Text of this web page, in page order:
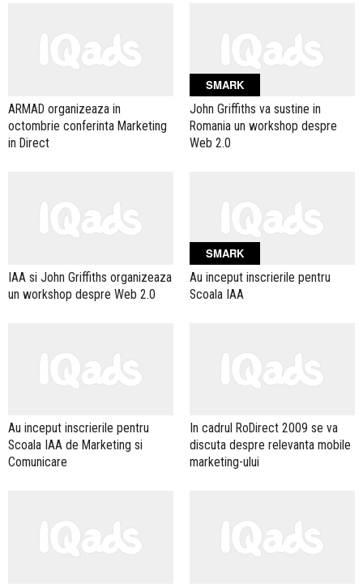
ARMAD organizeaza in
octombrie conferinta Marketing
in Direct
SMARK
John Griffiths va sustine in
Romania un workshop despre
Web 2.0
IAA si John Griffiths organizeaza
un workshop despre Web 2.0
SMARK
Au inceput inscrierile pentru
Scoala IAA
Au inceput inscrierile pentru
Scoala IAA de Marketing si
Comunicare
In cadrul RoDirect 2009 se va
discuta despre relevanta mobile
marketing-ului